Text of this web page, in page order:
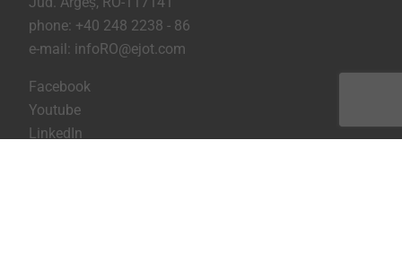
phone: +40 248 2238 - 86
e-mail: infoRO@ejot.com
Facebook
Youtube
LinkedIn